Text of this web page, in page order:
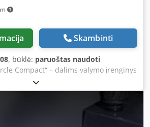
Skambinti
, būklė: paruoštas naudoti
Compact“ – dalims valymo įrenginys
– Pagaminimo metai: 2008 –
apie 700 mm – Darbinis gylis /
apie 450–480 mm Dsdsztd
aukštis: apie 800 mm – Apkrova /